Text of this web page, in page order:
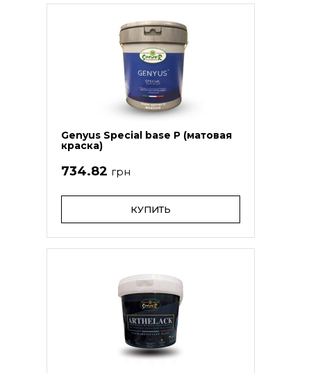
Genyus Special base P (матовая
краска)
734.82 грн
КУПИТЬ